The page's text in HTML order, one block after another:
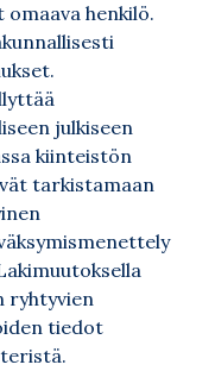
henkilö.
julkiseen
kiinteistön
tarkistamaan
ryhtyvien
tiedot